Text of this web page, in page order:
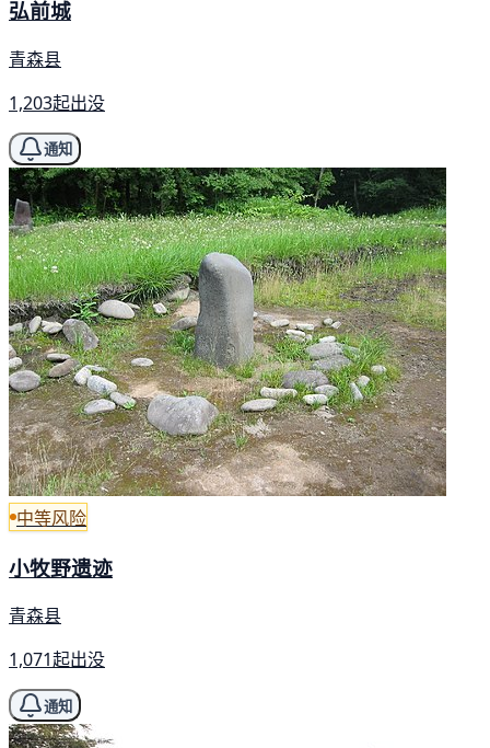
弘前城
青森县
1,203起出没
通知
中等风险
小牧野遗迹
青森县
1,071起出没
通知